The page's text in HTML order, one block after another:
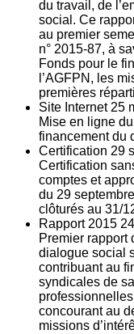
du travail, de
social. Ce
au premier
n° 2015-87, à
Fonds pour le
l’AGFPN, les
premières
Site Internet 25
Mise en ligne
financement du
Certification 29
Certification
comptes et
du 29
clôturés au 31/
Rapport 2015 24
Premier rapport
dialogue social
contribuant au
syndicales de
concourant au
missions